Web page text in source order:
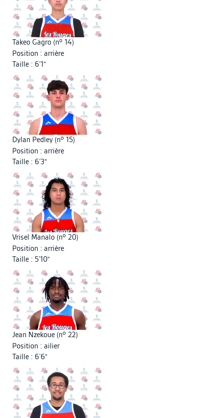
Takeo Gagro (no 14)
Position : arrière
Taille : 6’1"
Dylan Pedley (no 15)
Position : arrière
Taille : 6’3"
Vrisel Manalo (no 20)
Position : arrière
Taille : 5’10"
Jean Nzekoue (no 22)
Position : ailier
Taille : 6’6"